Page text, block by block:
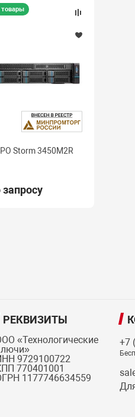
товары
Storm 3450M2R
РЕКВИЗИТЫ
«Технологические
9729100722
770401001
1177746634559
+7